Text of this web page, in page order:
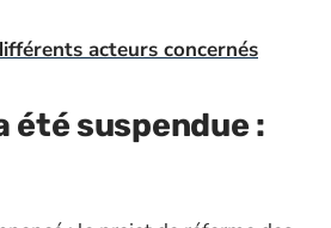
acteurs concernés
été suspendue :